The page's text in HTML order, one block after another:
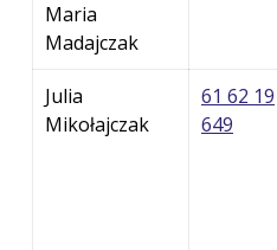
Maria
Madajczak
Julia
Mikołajczak
61 62 19
649